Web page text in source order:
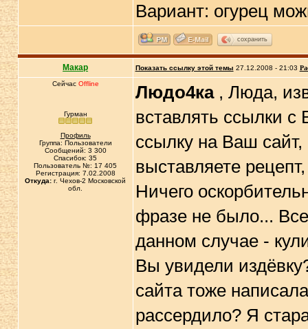
Вариант: огурец
сохранить
Макар Показать ссылку этой темы 27.12.2008 - 21:03
Сейчас Offline
Гурман
Профиль
Группа: Пользователи
Сообщений: 3 300
Спасибок: 35
Пользователь №: 17 405
Регистрация: 7.02.2008
Откуда: г. Чехов-2 Московской
обл.
Людо4ка, Люда,
вставлять ссылки с
ссылку на Ваш
выставляете
Ничего
фразе не было...
данном случае -
Вы увидели
сайта тоже
рассердило? Я